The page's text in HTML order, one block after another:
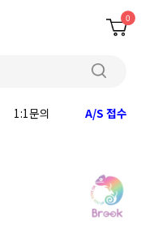
0
1:1문의 A/S 접수